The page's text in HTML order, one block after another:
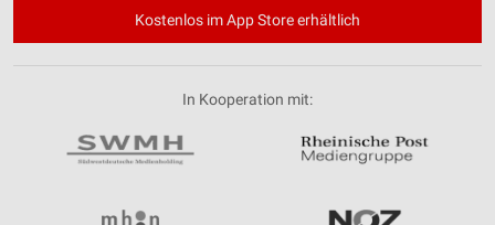
Kostenlos im App Store erhältlich
In Kooperation mit: